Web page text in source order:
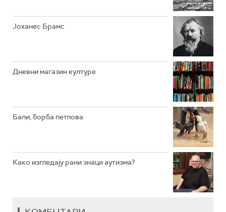
РАДИО ЏЕЗЕР
Јоханес Брамс
Дневни магазин културе
Бали, борба петлова
Како изгледају рани знаци аутизма?